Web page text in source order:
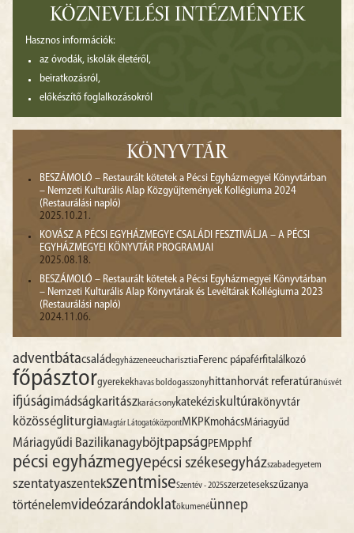
KÖZNEVELÉSI INTÉZMÉNYEK
Hasznos információk:
az óvodák, iskolák életéről,
beiratkozásról,
előkészítő foglalkozásokról
KÖNYVTÁR
BESZÁMOLÓ – Restaurált kötetek a Pécsi Egyházmegyei Könyvtárban
– Nemzeti Kulturális Alap Közgyűjtemények Kollégiuma 2024
(Restaurálási napló)
2025.10.21.
KOVÁSZ A PÉCSI EGYHÁZMEGYE CSALÁDI FESZTIVÁLJA – A PÉCSI
EGYHÁZMEGYEI KÖNYVTÁR PROGRAMJAI
2025.08.18.
BESZÁMOLÓ – Restaurált kötetek a Pécsi Egyházmegyei Könyvtárban
– Nemzeti Kulturális Alap Könyvtárak és Levéltárak Kollégiuma 2023
(Restaurálási napló)
2024.11.06.
adventbátacsaládegyházzeneeucharisztiaFerenc pápaférfitalálkozó
főpásztorgyerekekhavas boldogasszonyhittanhorvát referatúrahúsvét
ifjúságimádságkaritászkarácsonykatekéziskultúrakönyvtár
közösségliturgiaMagtár LátogatóközpontMKPKmohácsMáriagyűd
Máriagyűdi BazilikanagyböjtpapságPEMpphf
pécsi egyházmegyepécsi székesegyházszabadegyetem
szentatyaszentekszentmiseSzentév - 2025szerzetesekszűzanya
történelemvideózarándoklatökumenéünnep